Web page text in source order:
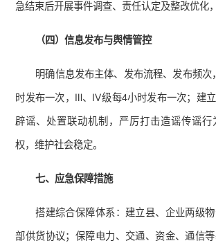
急结束后开展事件调查、责任认定及整改优化
（四）信息发布与舆情管控
明确信息发布主体、发布流程、发布频次
时发布一次，Ⅲ、Ⅳ级每4小时发布一次；建立
辟谣、处置联动机制，严厉打击造谣传谣行
权，维护社会稳定。
七、应急保障措施
搭建综合保障体系：建立县、企业两级
部供货协议；保障电力、交通、资金、通信